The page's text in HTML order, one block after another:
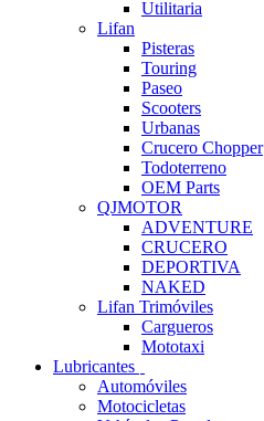
Utilitaria
Lifan
Pisteras
Touring
Paseo
Scooters
Urbanas
Crucero Chopper
Todoterreno
OEM Parts
QJMOTOR
ADVENTURE
CRUCERO
DEPORTIVA
NAKED
Lifan Trimóviles
Cargueros
Mototaxi
Lubricantes
Automóviles
Motocicletas